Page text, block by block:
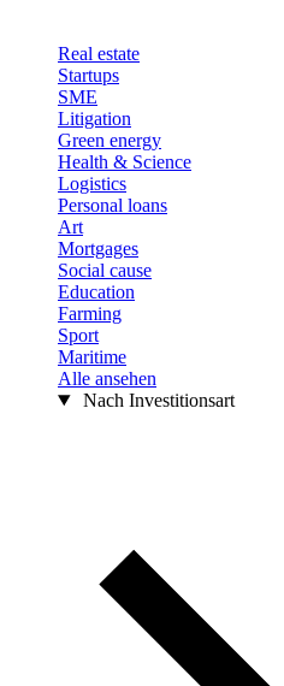
Real estate
Startups
SME
Litigation
Green energy
Health & Science
Logistics
Personal loans
Art
Mortgages
Social cause
Education
Farming
Sport
Maritime
Alle ansehen
Nach Investitionsart